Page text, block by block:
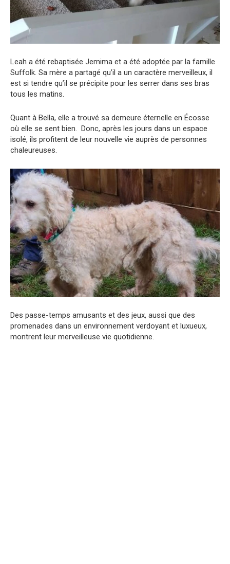
Leah a été rebaptisée Jemima et a été adoptée par la famille
Suffolk. Sa mère a partagé qu’il a un caractère merveilleux, il
est si tendre qu’il se précipite pour les serrer dans ses bras
tous les matins.
Quant à Bella, elle a trouvé sa demeure éternelle en Écosse
où elle se sent bien. Donc, après les jours dans un espace
isolé, ils profitent de leur nouvelle vie auprès de personnes
chaleureuses.
Des passe-temps amusants et des jeux, aussi que des
promenades dans un environnement verdoyant et luxueux,
montrent leur merveilleuse vie quotidienne.